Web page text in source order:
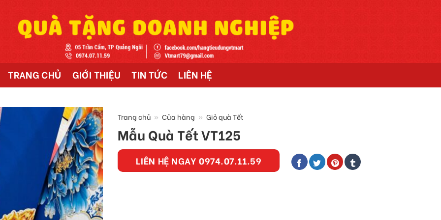
TRANG CHỦ GIỚI THIỆU TIN TỨC LIÊN HỆ
Trang chủ » Cửa hàng » Giỏ quà Tết
Mẫu Quà Tết VT125
LIÊN HỆ NGAY 0974.07.11.59